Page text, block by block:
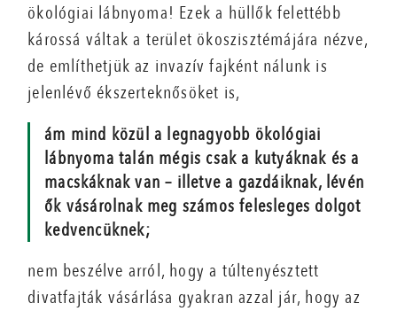
ökológiai lábnyoma! Ezek a hüllők felettébb
károssá váltak a terület ökoszisztémájára nézve,
de említhetjük az invazív fajként nálunk is
jelenlévő ékszerteknősöket is,
ám mind közül a legnagyobb ökológiai
lábnyoma talán mégis csak a kutyáknak és a
macskáknak van – illetve a gazdáiknak, lévén
ők vásárolnak meg számos felesleges dolgot
kedvencüknek;
nem beszélve arról, hogy a túltenyésztett
divatfajták vásárlása gyakran azzal jár, hogy az